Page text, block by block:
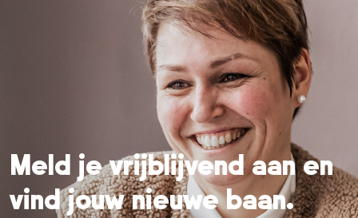
Meld je vrijblijvend aan en
vind jouw nieuwe baan.